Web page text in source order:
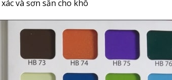
và sơn sẵn cho khô